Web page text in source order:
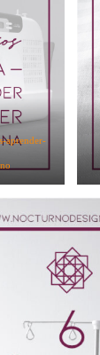
aprender-